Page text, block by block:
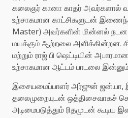
கலைஞர் கானா காதர் அவர்களால்
உற்சாகமான காட்சிகளுடன்
Master) அவர்களின் மின்னல் நடன
மயக்கும் ஆற்றலை அளிக்கின்றன.
மற்றும் ராஜ் பி ஷெட்டியின்
உற்சாகமான ஆட்டம் பாடலை இன்னும்
இசையமைப்பாளர் அர்ஜுன்
தலைமுறையுடன் ஒத்திசைவாகச்
அடிமைபடுத்தும் ரிதமுடன் கூடிய